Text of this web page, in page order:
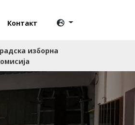
Контакт
изборна